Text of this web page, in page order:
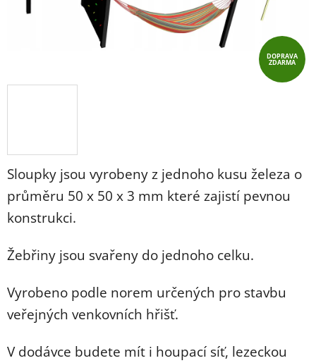
Sloupky jsou vyrobeny z jednoho kusu železa o
průměru 50 x 50 x 3 mm které zajistí pevnou
konstrukci.
Žebřiny jsou svařeny do jednoho celku.
Vyrobeno podle norem určených pro stavbu
veřejných venkovních hřišť.
V dodávce budete mít i houpací síť, lezeckou
DOPRAVA
ZDARMA